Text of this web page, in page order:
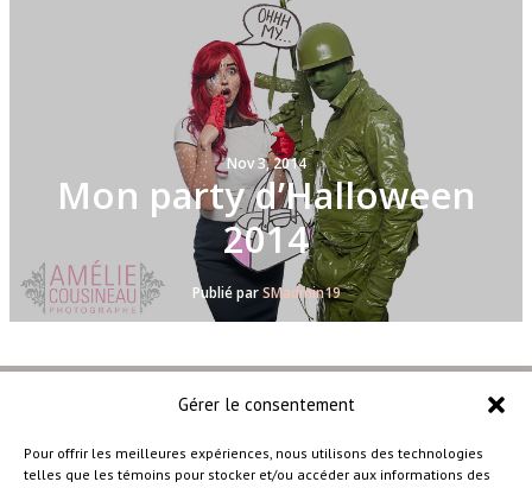
Gérer le consentement
Pour offrir les meilleures expériences, nous utilisons des technologies
telles que les témoins pour stocker et/ou accéder aux informations des
Nov 3, 2014
Mon party d’Halloween
2014
Publié parSMadmin19